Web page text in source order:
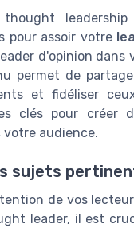
thought
pour assoir votre
d'opinion dans
permet de
et fidéliser
clés pour créer
audience.
sujets
de vos
leader, il est